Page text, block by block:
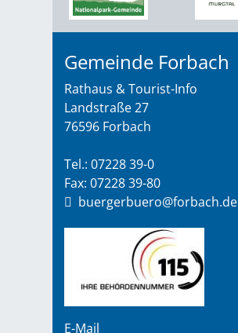
Gemeinde Forbach
Rathaus & Tourist-Info
Landstraße 27
76596 Forbach
Tel.: 07228 39-0
Fax: 07228 39-80
buergerbuero@forbach.de
E-Mail